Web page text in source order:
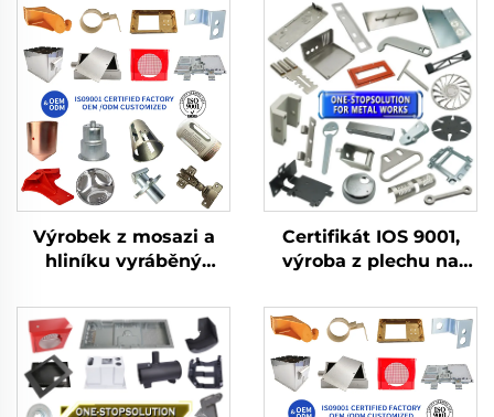
Výrobek z mosazi a
hliníku vyráběný
tažení s výrobou z
plechu pro součásti
vyráběné hlubokým
tažením
Certifikát IOS 9001,
výroba z plechu na
hliníková lešticí služba